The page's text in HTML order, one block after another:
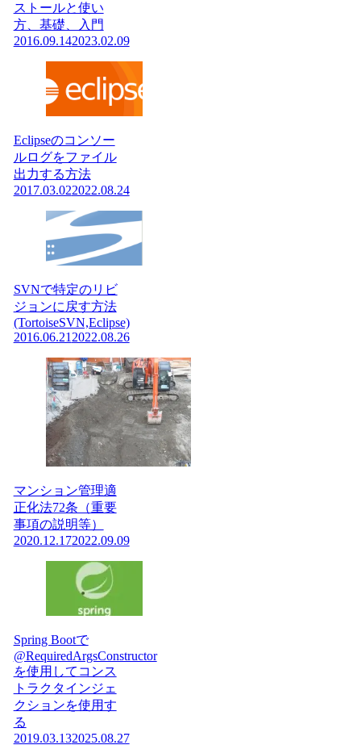
ストールと使い
方、基礎、入門
2016.09.142023.02.09
Eclipseのコンソー
ルログをファイル
出力する方法
2017.03.022022.08.24
SVNで特定のリビ
ジョンに戻す方法
(TortoiseSVN,Eclipse)
2016.06.21 2022.08.26
マンション管理適
正化法72条（重要
事項の説明等）
2020.12.172022.09.09
Spring Bootで
@RequiredArgsConstructor
を使用してコンス
トラクタインジェ
クションを使用す
る
2019.03.132025.08.27